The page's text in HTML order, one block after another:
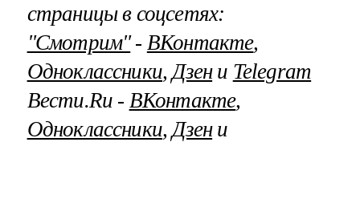
страницы в соцсетях:
"Смотрим"‐ ВКонтакте,
Одноклассники, Дзени Telegram
Вести.Ru ‐ ВКонтакте,
Одноклассники, Дзени